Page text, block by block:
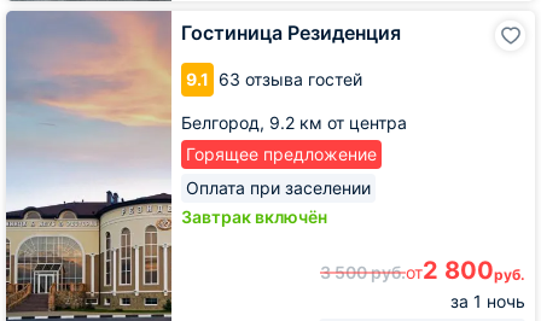
Гостиница Резиденция
9.1 63 отзыва гостей
Белгород, 9.2 км от центра
Горящее предложение
Оплата при заселении
Завтрак включён
3 500руб.от2 800руб.
за 1 ночь
Гостиница
Резиденция